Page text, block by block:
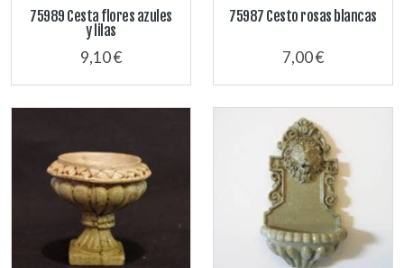
75989 Cesta flores azules
y lilas
9,10 €
75987 Cesto rosas blancas
7,00 €